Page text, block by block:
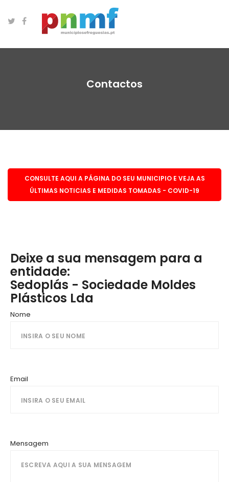
Contactos
CONSULTE AQUI A PÁGINA DO SEU MUNICIPIO E VEJA AS
ÚLTIMAS NOTICIAS E MEDIDAS TOMADAS - COVID-19
Deixe a sua mensagem para a
entidade:
Sedoplás - Sociedade Moldes
Plásticos Lda
Nome
Email
Mensagem